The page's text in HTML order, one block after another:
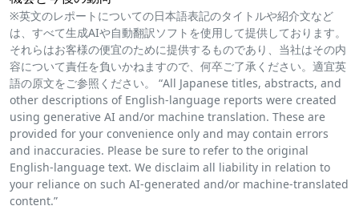
※英文のレポートについての日本語表記のタイトルや紹介文など
は、すべて生成AIや自動翻訳ソフトを使用して提供しております。
それらはお客様の便宜のために提供するものであり、当社はその内
容について責任を負いかねますので、何卒ご了承ください。適宜英
語の原文をご参照ください。 “All Japanese titles, abstracts, and
other descriptions of English-language reports were created
using generative AI and/or machine translation. These are
provided for your convenience only and may contain errors
and inaccuracies. Please be sure to refer to the original
English-language text. We disclaim all liability in relation to
your reliance on such AI-generated and/or machine-translated
content.”